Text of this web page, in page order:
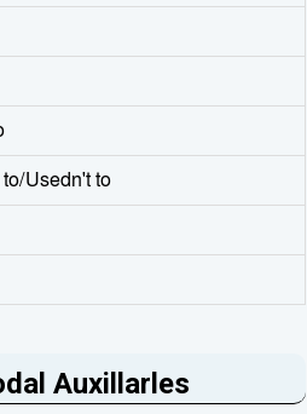
Usedn't to
Auxillarles